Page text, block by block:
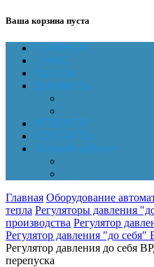
Ваша корзина пуста
ГЛАВНАЯ
О НАС
Магазин
Документы
НОВОСТИ
КОНТАКТЫ
Личный кабинет
Главная Оборудование
тепла Регуляторы давления
производства Регулятор
Регулятор давления "до
Регулятор давления до себя
перепуска